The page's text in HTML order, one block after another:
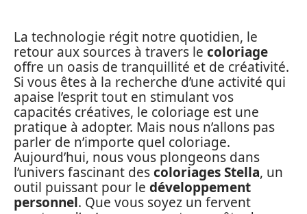
La technologie régit notre quotidien, le
retour aux sources à travers le coloriage
offre un oasis de tranquillité et de créativité.
Si vous êtes à la recherche d’une activité qui
apaise l’esprit tout en stimulant vos
capacités créatives, le coloriage est une
pratique à adopter. Mais nous n’allons pas
parler de n’importe quel coloriage.
Aujourd’hui, nous vous plongeons dans
l’univers fascinant descoloriages Stella, un
outil puissant pour le développement
personnel. Que vous soyez un fervent